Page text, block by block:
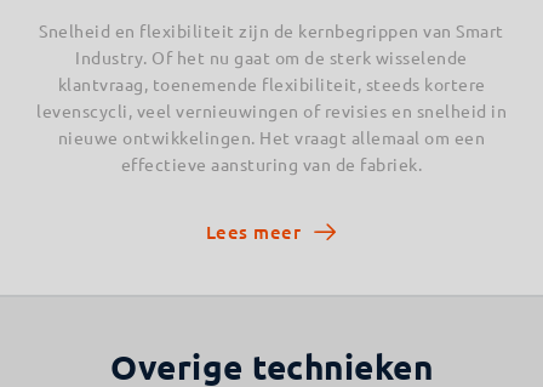
Snelheid en flexibiliteit zijn de kernbegrippen van Smart
Industry. Of het nu gaat om de sterk wisselende
klantvraag, toenemende flexibiliteit, steeds kortere
levenscycli, veel vernieuwingen of revisies en snelheid in
nieuwe ontwikkelingen. Het vraagt allemaal om een
effectieve aansturing van de fabriek.
Lees meer
Overige technieken